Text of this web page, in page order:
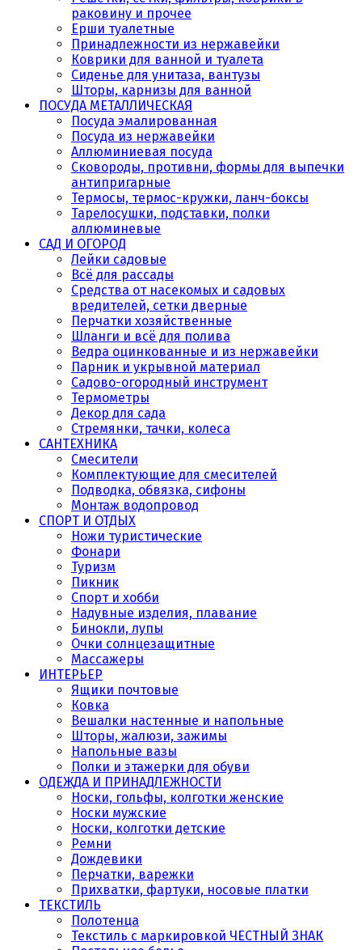
раковину и прочее
Ерши туалетные
Принадлежности из нержавейки
Коврики для ванной и туалета
Сиденье для унитаза, вантузы
Шторы, карнизы для ванной
ПОСУДА МЕТАЛЛИЧЕСКАЯ
Посуда эмалированная
Посуда из нержавейки
Аллюминиевая посуда
Сковороды, противни, формы для выпечки
антипригарные
Термосы, термос-кружки, ланч-боксы
Тарелосушки, подставки, полки
аллюминевые
САД И ОГОРОД
Лейки садовые
Всё для рассады
Средства от насекомых и садовых
вредителей, сетки дверные
Перчатки хозяйственные
Шланги и всё для полива
Ведра оцинкованные и из нержавейки
Парник и укрывной материал
Садово-огородный инструмент
Термометры
Декор для сада
Стремянки, тачки, колеса
САНТЕХНИКА
Смесители
Комплектующие для смесителей
Подводка, обвязка, сифоны
Монтаж водопровод
СПОРТ И ОТДЫХ
Ножи туристические
Фонари
Туризм
Пикник
Спорт и хобби
Надувные изделия, плавание
Бинокли, лупы
Очки солнцезащитные
Массажеры
ИНТЕРЬЕР
Ящики почтовые
Ковка
Вешалки настенные и напольные
Шторы, жалюзи, зажимы
Напольные вазы
Полки и этажерки для обуви
ОДЕЖДА И ПРИНАДЛЕЖНОСТИ
Носки, гольфы, колготки женские
Носки мужские
Носки, колготки детские
Ремни
Дождевики
Перчатки, варежки
Прихватки, фартуки, носовые платки
ТЕКСТИЛЬ
Полотенца
Текстиль с маркировкой ЧЕСТНЫЙ ЗНАК